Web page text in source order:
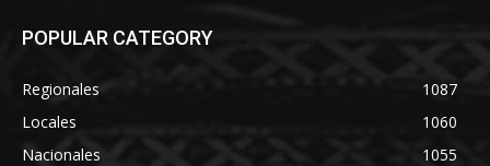
POPULAR CATEGORY
Regionales
1087
Locales
1060
Nacionales
1055